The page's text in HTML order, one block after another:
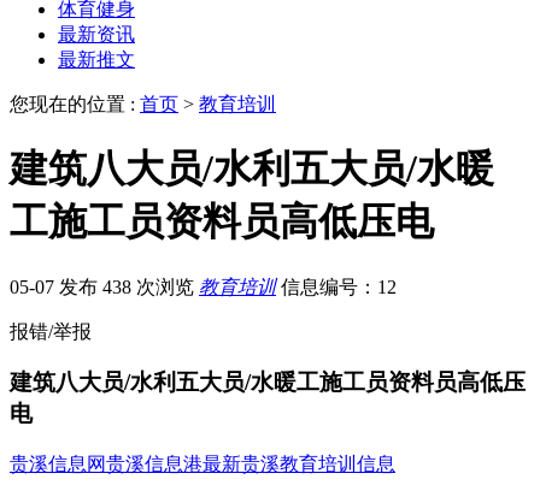
体育健身
最新资讯
最新推文
您现在的位置 : 首页 > 教育培训
建筑八大员/水利五大员/水暖
工施工员资料员高低压电
05-07 发布 438 次浏览 教育培训 信息编号：12
报错/举报
建筑八大员/水利五大员/水暖工施工员资料员高低压
电
贵溪信息网贵溪信息港最新贵溪教育培训信息